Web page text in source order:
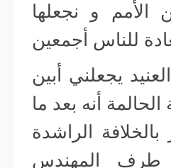
الأمم و نجعلها
للناس أجمعين
يجعلني أبين
أنه بعد ما
الراشدة
طرف المهندس